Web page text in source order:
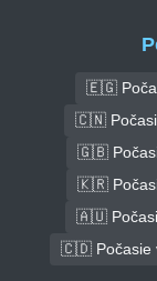
🇪🇬
🇨🇳
🇬🇧
🇰🇷
🇦🇺
🇨🇩 Počasie